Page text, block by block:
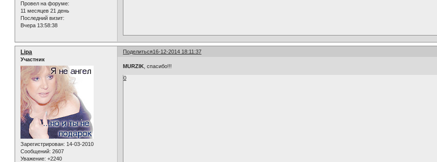
Провел на форуме:
11 месяцев 21 день
Последний визит:
Вчера 13:58:38
Поделиться16-12-2014 18:11:37
Lipa
Участник
Зарегистрирован: 14-03-2010
Сообщений: 2607
Уважение: +2240
MURZIK , спасибо!!!
0